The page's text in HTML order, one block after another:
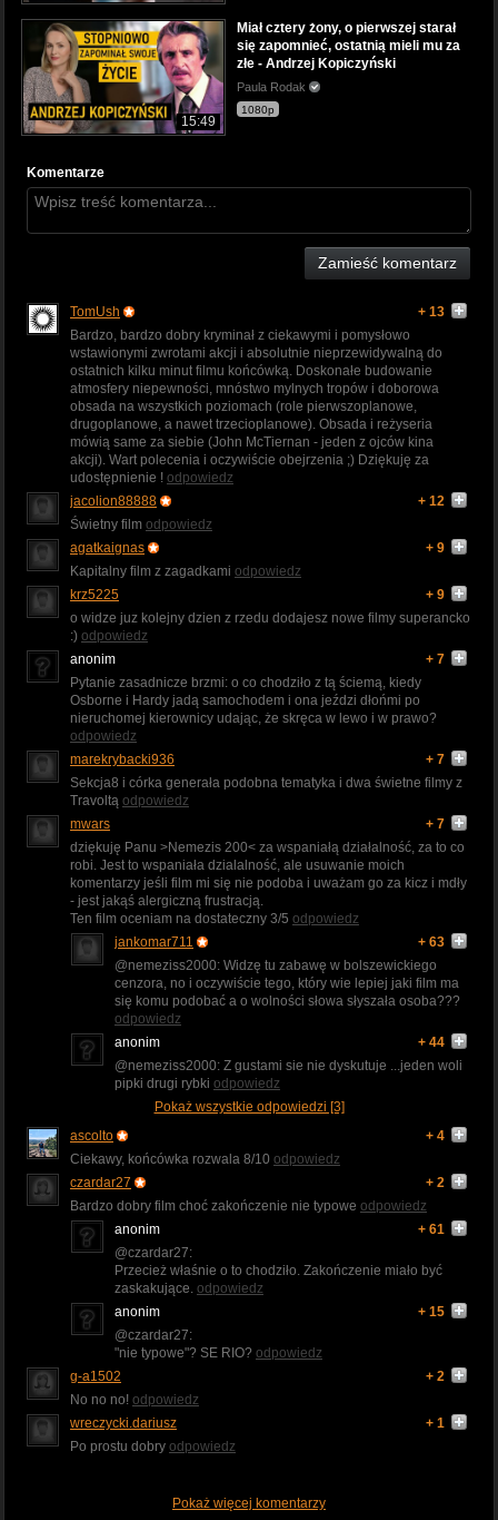
15:49
Miał cztery żony, o pierwszej starał
się zapomnieć, ostatnią mieli mu za
złe - Andrzej Kopiczyński
Paula Rodak
1080p
Komentarze
Zamieść komentarz
TomUsh
+ 13
Bardzo, bardzo dobry kryminał z ciekawymi i pomysłowo
wstawionymi zwrotami akcji i absolutnie nieprzewidywalną do
ostatnich kilku minut filmu końcówką. Doskonałe budowanie
atmosfery niepewności, mnóstwo mylnych tropów i doborowa
obsada na wszystkich poziomach (role pierwszoplanowe,
drugoplanowe, a nawet trzecioplanowe). Obsada i reżyseria
mówią same za siebie (John McTiernan - jeden z ojców kina
akcji). Wart polecenia i oczywiście obejrzenia ;) Dziękuję za
udostępnienie ! odpowiedz
jacolion88888
+ 12
Świetny film odpowiedz
agatkaignas
+ 9
Kapitalny film z zagadkami odpowiedz
krz5225
+ 9
o widze juz kolejny dzien z rzedu dodajesz nowe filmy superancko
:) odpowiedz
anonim
+ 7
Pytanie zasadnicze brzmi: o co chodziło z tą ściemą, kiedy
Osborne i Hardy jadą samochodem i ona jeździ dłońmi po
nieruchomej kierownicy udając, że skręca w lewo i w prawo?
odpowiedz
marekrybacki936
+ 7
Sekcja8 i córka generała podobna tematyka i dwa świetne filmy z
Travoltą odpowiedz
mwars
+ 7
dziękuję Panu >Nemezis 200< za wspaniałą działalność, za to co
robi. Jest to wspaniała dzialalność, ale usuwanie moich
komentarzy jeśli film mi się nie podoba i uważam go za kicz i mdły
- jest jakąś alergiczną frustracją.
Ten film oceniam na dostateczny 3/5 odpowiedz
jankomar711
+ 63
@nemeziss2000: Widzę tu zabawę w bolszewickiego
cenzora, no i oczywiście tego, który wie lepiej jaki film ma
się komu podobać a o wolności słowa słyszała osoba???
odpowiedz
anonim
+ 44
@nemeziss2000: Z gustami sie nie dyskutuje ...jeden woli
pipki drugi rybki odpowiedz
Pokaż wszystkie odpowiedzi [3]
ascolto
+ 4
Ciekawy, końcówka rozwala 8/10 odpowiedz
czardar27
+ 2
Bardzo dobry film choć zakończenie nie typowe odpowiedz
anonim
+ 61
@czardar27:
Przecież właśnie o to chodziło. Zakończenie miało być
zaskakujące. odpowiedz
anonim
+ 15
@czardar27:
"nie typowe"? SE RIO? odpowiedz
g-a1502
+ 2
No no no! odpowiedz
wreczycki.dariusz
+ 1
Po prostu dobry odpowiedz
Pokaż więcej komentarzy